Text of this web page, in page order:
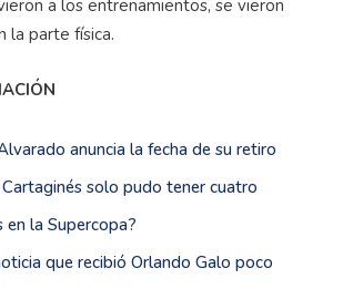
a los entrenamientos, se vieron
la parte física.
anuncia la fecha de su retiro
solo pudo tener cuatro
en la Supercopa?
que recibió Orlando Galo poco